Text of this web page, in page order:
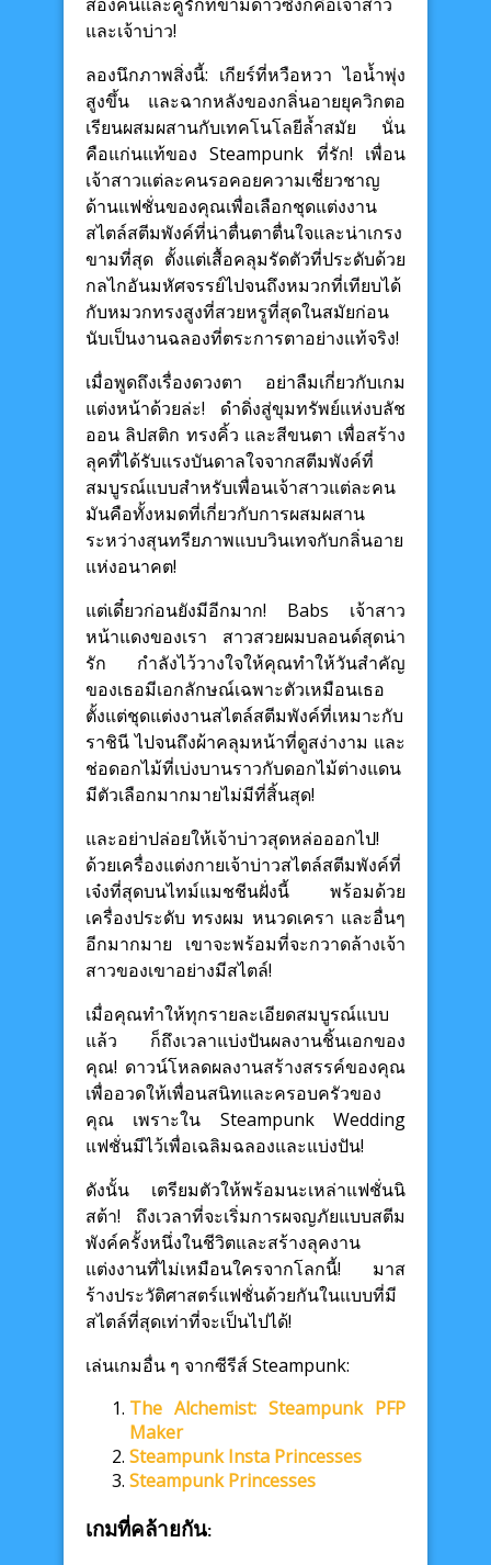
และเจ้าบ่าว!
ลองนึกภาพสิ่งนี้: เกียร์ที่หวือหวา ไอน้ำพุ่ง
สูงขึ้น และฉากหลังของกลิ่นอายยุควิกตอ
เรียนผสมผสานกับเทคโนโลยีล้ำสมัย นั่น
คือแก่นแท้ของ Steampunk ที่รัก! เพื่อน
เจ้าสาวแต่ละคนรอคอยความเชี่ยวชาญ
ด้านแฟชั่นของคุณเพื่อเลือกชุดแต่งงาน
สไตล์สตีมพังค์ที่น่าตื่นตาตื่นใจและน่าเกรง
ขามที่สุด ตั้งแต่เสื้อคลุมรัดตัวที่ประดับด้วย
กลไกอันมหัศจรรย์ไปจนถึงหมวกที่เทียบได้
กับหมวกทรงสูงที่สวยหรูที่สุดในสมัยก่อน
นับเป็นงานฉลองที่ตระการตาอย่างแท้จริง!
เมื่อพูดถึงเรื่องดวงตา อย่าลืมเกี่ยวกับเกม
แต่งหน้าด้วยล่ะ! ดำดิ่งสู่ขุมทรัพย์แห่งบลัช
ออน ลิปสติก ทรงคิ้ว และสีขนตา เพื่อสร้าง
ลุคที่ได้รับแรงบันดาลใจจากสตีมพังค์ที่
สมบูรณ์แบบสำหรับเพื่อนเจ้าสาวแต่ละคน
มันคือทั้งหมดที่เกี่ยวกับการผสมผสาน
ระหว่างสุนทรียภาพแบบวินเทจกับกลิ่นอาย
แห่งอนาคต!
แต่เดี๋ยวก่อนยังมีอีกมาก! Babs เจ้าสาว
หน้าแดงของเรา สาวสวยผมบลอนด์สุดน่า
รัก กำลังไว้วางใจให้คุณทำให้วันสำคัญ
ของเธอมีเอกลักษณ์เฉพาะตัวเหมือนเธอ
ตั้งแต่ชุดแต่งงานสไตล์สตีมพังค์ที่เหมาะกับ
ราชินี ไปจนถึงผ้าคลุมหน้าที่ดูสง่างาม และ
ช่อดอกไม้ที่เบ่งบานราวกับดอกไม้ต่างแดน
มีตัวเลือกมากมายไม่มีที่สิ้นสุด!
และอย่าปล่อยให้เจ้าบ่าวสุดหล่อออกไป!
ด้วยเครื่องแต่งกายเจ้าบ่าวสไตล์สตีมพังค์ที่
เจ๋งที่สุดบนไทม์แมชชีนฝั่งนี้ พร้อมด้วย
เครื่องประดับ ทรงผม หนวดเครา และอื่นๆ
อีกมากมาย เขาจะพร้อมที่จะกวาดล้างเจ้า
สาวของเขาอย่างมีสไตล์!
เมื่อคุณทำให้ทุกรายละเอียดสมบูรณ์แบบ
แล้ว ก็ถึงเวลาแบ่งปันผลงานชิ้นเอกของ
คุณ! ดาวน์โหลดผลงานสร้างสรรค์ของคุณ
เพื่ออวดให้เพื่อนสนิทและครอบครัวของ
คุณ เพราะใน Steampunk Wedding
แฟชั่นมีไว้เพื่อเฉลิมฉลองและแบ่งปัน!
ดังนั้น เตรียมตัวให้พร้อมนะเหล่าแฟชั่นนิ
สต้า! ถึงเวลาที่จะเริ่มการผจญภัยแบบสตีม
พังค์ครั้งหนึ่งในชีวิตและสร้างลุคงาน
แต่งงานที่ไม่เหมือนใครจากโลกนี้! มาส
ร้างประวัติศาสตร์แฟชั่นด้วยกันในแบบที่มี
สไตล์ที่สุดเท่าที่จะเป็นไปได้!
เล่นเกมอื่น ๆ จากซีรีส์ Steampunk:
The Alchemist: Steampunk PFP
Maker
Steampunk Insta Princesses
Steampunk Princesses
เกมที่คล้ายกัน: